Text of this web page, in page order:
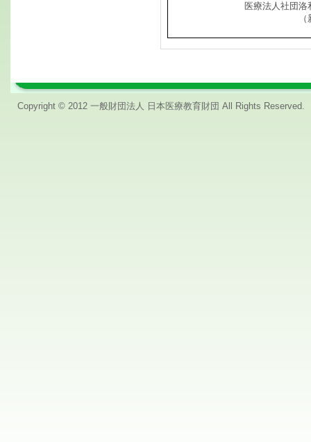
医療法人社団
Copyright © 2012 一般財団法人 日本医療教育財団 All Rights Reserved.